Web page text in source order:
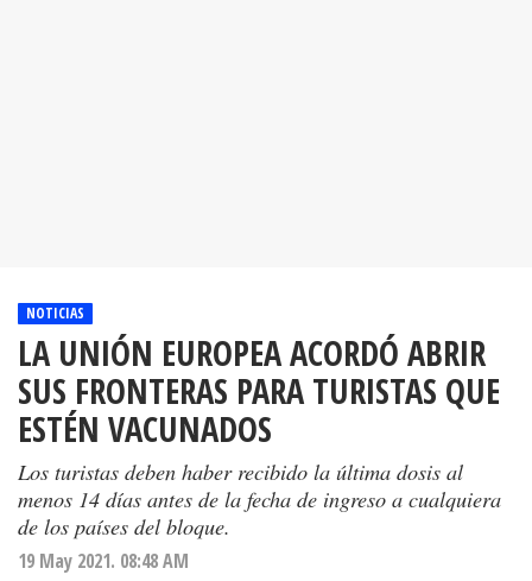
NOTICIAS
LA UNIÓN EUROPEA ACORDÓ ABRIR
SUS FRONTERAS PARA TURISTAS QUE
ESTÉN VACUNADOS
Los turistas deben haber recibido la última dosis al
menos 14 días antes de la fecha de ingreso a cualquiera
de los países del bloque.
19 May 2021. 08:48 AM